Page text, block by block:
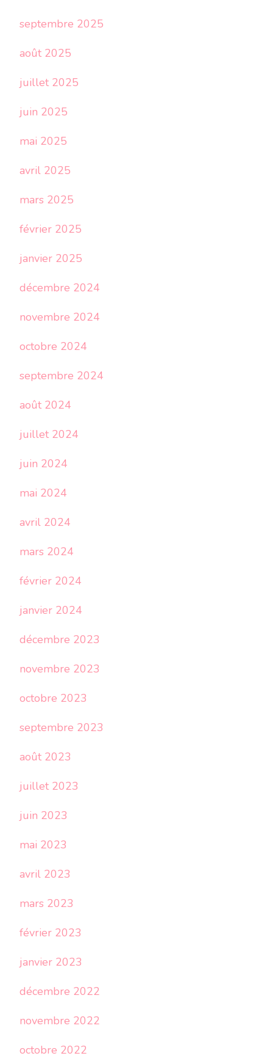
septembre 2025
août 2025
juillet 2025
juin 2025
mai 2025
avril 2025
mars 2025
février 2025
janvier 2025
décembre 2024
novembre 2024
octobre 2024
septembre 2024
août 2024
juillet 2024
juin 2024
mai 2024
avril 2024
mars 2024
février 2024
janvier 2024
décembre 2023
novembre 2023
octobre 2023
septembre 2023
août 2023
juillet 2023
juin 2023
mai 2023
avril 2023
mars 2023
février 2023
janvier 2023
décembre 2022
novembre 2022
octobre 2022